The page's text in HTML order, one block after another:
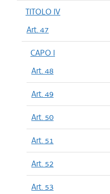
TITOLO IV
Art. 47
CAPO I
Art. 48
Art. 49
Art. 50
Art. 51
Art. 52
Art. 53